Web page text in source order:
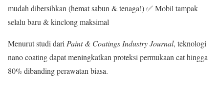
mudah dibersihkan (hemat sabun & tenaga!) ✅ Mobil tampak
selalu baru & kinclong maksimal
Menurut studi dari Paint & Coatings Industry Journal, teknologi
nano coating dapat meningkatkan proteksi permukaan cat hingga
80% dibanding perawatan biasa.